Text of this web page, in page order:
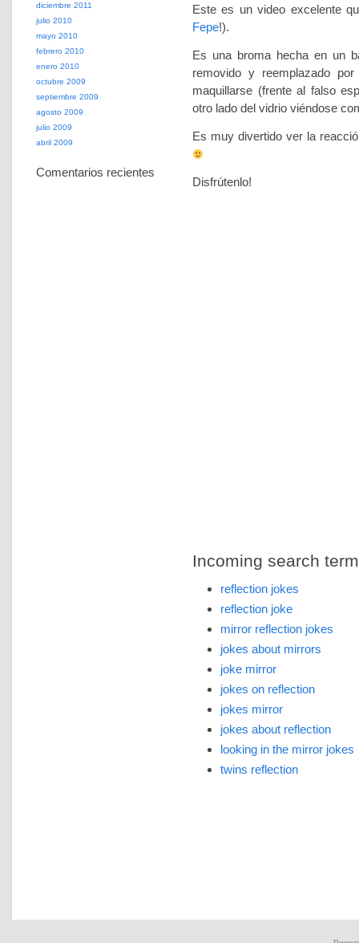
Este es un video excelente
Fepe!).
Es una broma hecha en un
removido y reemplazado
maquillarse (frente al falso
otro lado del vidrio viéndose
Es muy divertido ver la
Disfrútenlo!
Incoming search
reflection jokes
reflection joke
mirror reflection jokes
jokes about mirrors
joke mirror
jokes on reflection
jokes mirror
jokes about reflection
looking in the mirror jokes
twins reflection
diciembre 2011
julio 2010
mayo 2010
febrero 2010
enero 2010
octubre 2009
septiembre 2009
agosto 2009
julio 2009
abril 2009
Comentarios recientes